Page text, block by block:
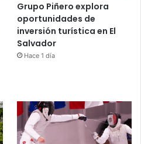
Grupo Piñero explora
oportunidades de
inversión turística en El
Salvador
Hace 1 día